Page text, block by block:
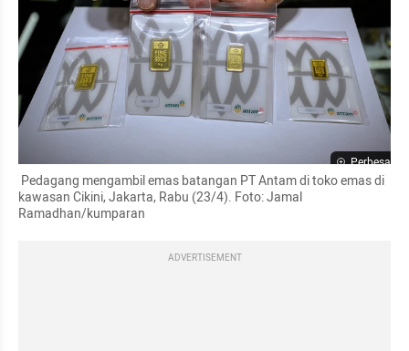
Perbesar
kawasan Cikini, Jakarta, Rabu (23/4). Foto: Jamal
Ramadhan/kumparan
ADVERTISEMENT